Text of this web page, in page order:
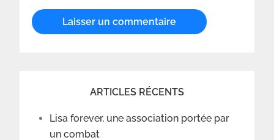
ARTICLES RÉCENTS
Lisa forever, une association portée par
un combat